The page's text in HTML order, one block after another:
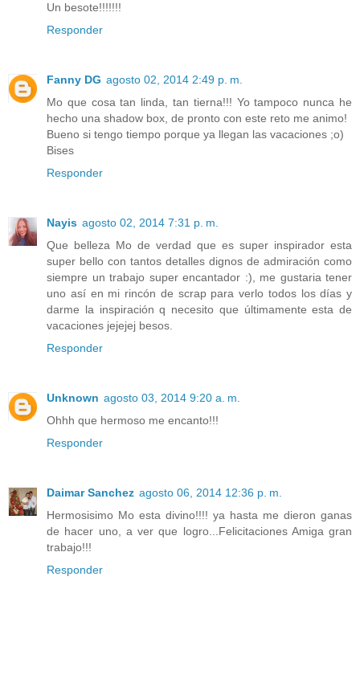
Un besote!!!!!!!
Responder
Fanny DG agosto 02, 2014 2:49 p. m.
Mo que cosa tan linda, tan tierna!!! Yo tampoco nunca he
hecho una shadow box, de pronto con este reto me animo!
Bueno si tengo tiempo porque ya llegan las vacaciones ;o)
Bises
Responder
Nayis agosto 02, 2014 7:31 p. m.
Que belleza Mo de verdad que es super inspirador esta
super bello con tantos detalles dignos de admiración como
siempre un trabajo super encantador :), me gustaria tener
uno así en mi rincón de scrap para verlo todos los días y
darme la inspiración q necesito que últimamente esta de
vacaciones jejejej besos.
Responder
Unknown agosto 03, 2014 9:20 a. m.
Ohhh que hermoso me encanto!!!
Responder
Daimar Sanchez agosto 06, 2014 12:36 p. m.
Hermosisimo Mo esta divino!!!! ya hasta me dieron ganas
de hacer uno, a ver que logro...Felicitaciones Amiga gran
trabajo!!!
Responder